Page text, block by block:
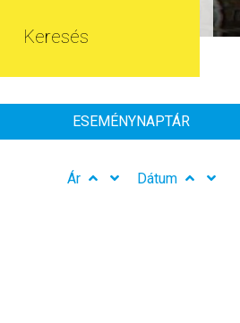
Keresés
ESEMÉNYNAPTÁR
Ár Dátum